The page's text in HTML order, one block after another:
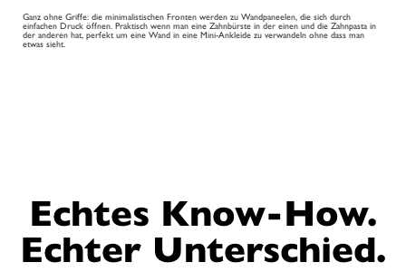
Ganz ohne Griffe: die minimalistischen Fronten werden zu Wandpaneelen, die sich durch
einfachen Druck öffnen. Praktisch wenn man eine Zahnbürste in der einen und die Zahnpasta in
der anderen hat, perfekt um eine Wand in eine Mini-Ankleide zu verwandeln ohne dass man
etwas sieht.
Echtes Know-How.
Echter Unterschied.